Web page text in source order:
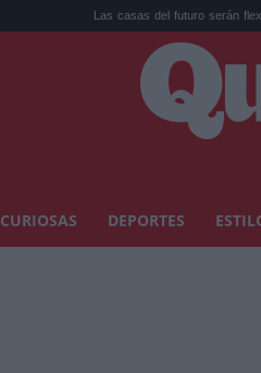
Las casas del futuro serán flexibles y
CURIOSAS DEPORTES